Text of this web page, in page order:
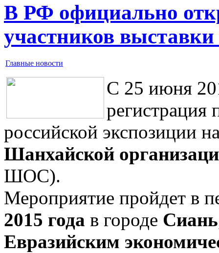
В РФ официально
участников
Главные новости
С 25 июня
регистрация
российской экспозиции
Шанхайской
ШОС).
Мероприятие пройдет в
2015 года в городе Сиань
Евразийским